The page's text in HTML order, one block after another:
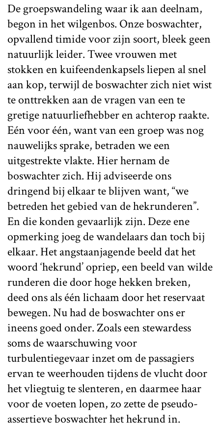
De groepswandeling waar ik aan deelnam,
begon in het wilgenbos. Onze boswachter,
opvallend timide voor zijn soort, bleek geen
natuurlijk leider. Twee vrouwen met
stokken en kuifeendenkapsels liepen al snel
aan kop, terwijl de boswachter zich niet wist
te onttrekken aan de vragen van een te
gretige natuurliefhebber en achterop raakte.
Eén voor één, want van een groep was nog
nauwelijks sprake, betraden we een
uitgestrekte vlakte. Hier hernam de
boswachter zich. Hij adviseerde ons
dringend bij elkaar te blijven want, “we
betreden het gebied van de hekrunderen”.
En die konden gevaarlijk zijn. Deze ene
opmerking joeg de wandelaars dan toch bij
elkaar. Het angstaanjagende beeld dat het
woord ‘hekrund’ opriep, een beeld van wilde
runderen die door hoge hekken breken,
deed ons als één lichaam door het reservaat
bewegen. Nu had de boswachter ons er
ineens goed onder. Zoals een stewardess
soms de waarschuwing voor
turbulentiegevaar inzet om de passagiers
ervan te weerhouden tijdens de vlucht door
het vliegtuig te slenteren, en daarmee haar
voor de voeten lopen, zo zette de pseudo-
assertieve boswachter het hekrund in.